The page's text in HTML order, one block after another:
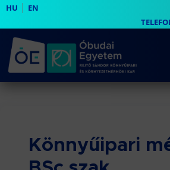
HU | EN
Könnyűipari